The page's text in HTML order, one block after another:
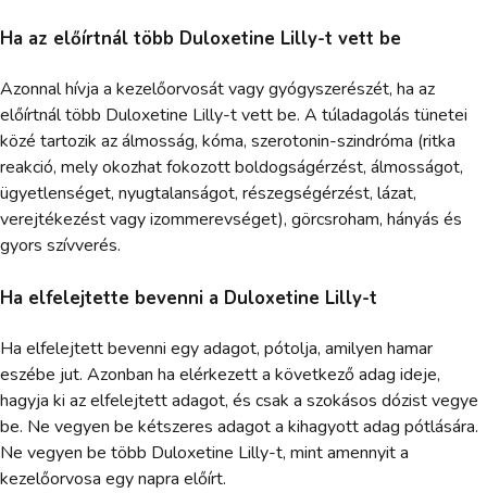
Ha az előírtnál több Duloxetine Lilly-t vett be
Azonnal hívja a kezelőorvosát vagy gyógyszerészét, ha az
előírtnál több Duloxetine Lilly-t vett be. A túladagolás tünetei
közé tartozik az álmosság, kóma, szerotonin-szindróma (ritka
reakció, mely okozhat fokozott boldogságérzést, álmosságot,
ügyetlenséget, nyugtalanságot, részegségérzést, lázat,
verejtékezést vagy izommerevséget), görcsroham, hányás és
gyors szívverés.
Ha elfelejtette bevenni a Duloxetine Lilly-t
Ha elfelejtett bevenni egy adagot, pótolja, amilyen hamar
eszébe jut. Azonban ha elérkezett a következő adag ideje,
hagyja ki az elfelejtett adagot, és csak a szokásos dózist vegye
be. Ne vegyen be kétszeres adagot a kihagyott adag pótlására.
Ne vegyen be több Duloxetine Lilly-t, mint amennyit a
kezelőorvosa egy napra előírt.